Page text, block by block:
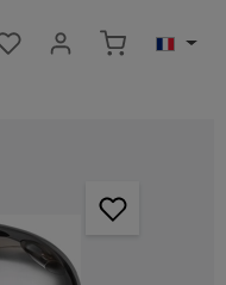
Le panier